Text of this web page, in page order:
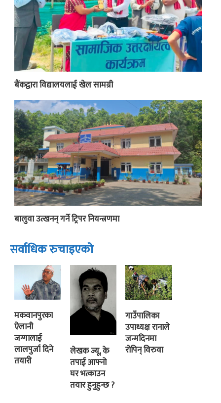
बैंकद्वारा विद्यालयलाई खेल सामग्री
बालुवा उत्खनन् गर्ने ट्रिपर नियन्त्रणमा
सर्वाधिक रुचाइएको
मकवानपुरका
ऐलानी
जग्गालाई
लालपुर्जा दिने
तयारी
लेखक ज्यू, के
तपाई आफ्नो
घर भत्काउन
तयार हुनुहुन्छ ?
गाउँपालिका
उपाध्यक्ष रानाले
जन्मदिनमा
रोपिन् विरुवा